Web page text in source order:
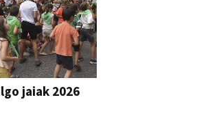
jaiak 2026